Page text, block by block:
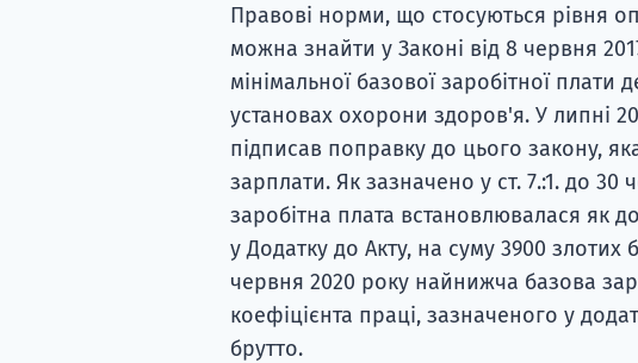
Правові норми, що стосуються рівня
можна знайти у Законі від 8 червня
мінімальної базової заробітної плати
установах охорони здоров'я. У липні
підписав поправку до цього закону,
зарплати. Як зазначено у ст. 7.:1. до
заробітна плата встановлювалася як
у Додатку до Акту, на суму 3900 злотих
червня 2020 року найнижча базова
коефіцієнта праці, зазначеного у
брутто.